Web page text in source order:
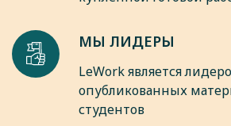
МЫ ЛИДЕРЫ
LeWork является
опубликованных
студентов